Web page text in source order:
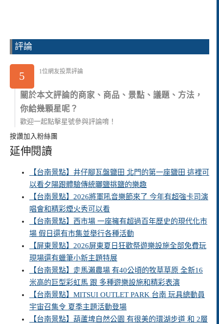
評論
5 1位網友投票評論
關於本文評論的商家、商品、景點、議題、方法，
你給幾顆星呢？
歡迎一起點擊星號參與評論唷！
按讚加入粉絲團
延伸閱讀
【台南景點】井仔腳瓦盤鹽田 北門的第一座鹽田 這裡可
以看夕陽跟體驗傳統曬鹽挑鹽的樂趣
【台南景點】2026將軍吼音樂節來了 今年有超強卡司演
唱會和精彩煙火秀可以看
【台南景點】西市場 一座擁有超過百年歷史的現代化市
場 假日還有市集並舉行各種活動
【屏東景點】2026屏東夏日狂歡祭遊樂設施全部免費玩
現場還有蠟筆小新主題特展
【台南景點】走馬瀨農場 有40公頃的牧草草原 全新16
米高的巨型彩虹馬 跟 多種遊樂設施和精彩表演
【台南景點】MITSUI OUTLET PARK 台南 玩具總動員
宇宙召集令 夏季主題活動登場
【台南景點】葫蘆埤自然公園 有很美的環湖步道 和 2層